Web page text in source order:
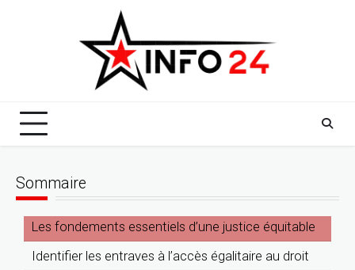
Sommaire
Les fondements essentiels d’une justice équitable
Identifier les entraves à l’accès égalitaire au droit